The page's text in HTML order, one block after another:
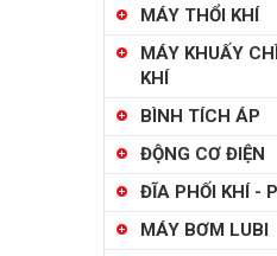
MÁY THỔI KHÍ
MÁY KHUẤY
KHÍ
BÌNH TÍCH ÁP
ĐỘNG CƠ ĐIỆN
ĐĨA PHỐI KHÍ -
MÁY BƠM LUBI